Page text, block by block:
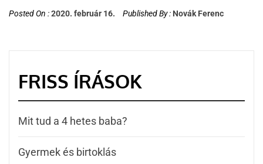
Posted On :2020. február 16. Published By : Novák Ferenc
FRISS ÍRÁSOK
Mit tud a 4 hetes baba?
Gyermek és birtoklás